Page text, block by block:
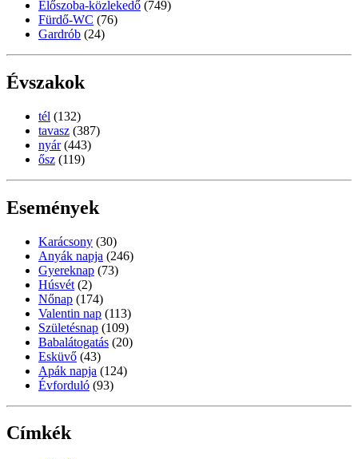
Előszoba-közlekedő (749)
Fürdő-WC (76)
Gardrób (24)
Évszakok
tél (132)
tavasz (387)
nyár (443)
ősz (119)
Események
Karácsony (30)
Anyák napja (246)
Gyereknap (73)
Húsvét (2)
Nőnap (174)
Valentin nap (113)
Születésnap (109)
Babalátogatás (20)
Esküvő (43)
Apák napja (124)
Évforduló (93)
Címkék